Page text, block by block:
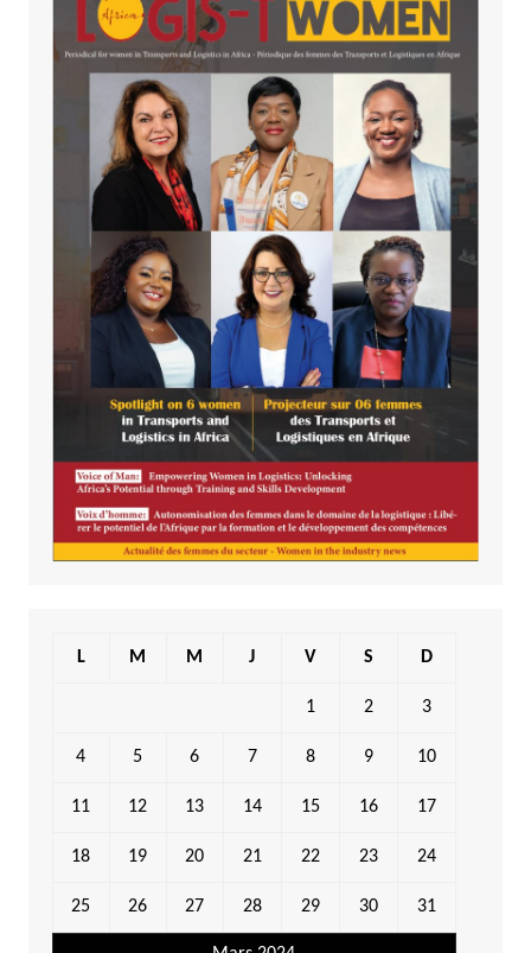
L M M J V S D
1 2 3
4 5 6 7 8 9 10
11 12 13 14 15 16 17
18 19 20 21 22 23 24
25 26 27 28 29 30 31